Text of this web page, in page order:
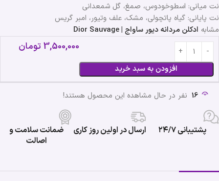
نت میانی: اسطوخودوس، صمغ، گل شمعدانی
نت پایانی: گیاه پاتچولی، مشک، علف وتیور، امبر گریس
مشابه ادکلن مردانه دیور ساواج | Dior Sauvage
افزودن به سبد خرید
3,500,000 تومان
16 نفر در حال مشاهده این محصول هستند!
پشتیبانی ۲۴/۷ ارسال در اولین روز کاری
ضمانت سلامت و
اصالت